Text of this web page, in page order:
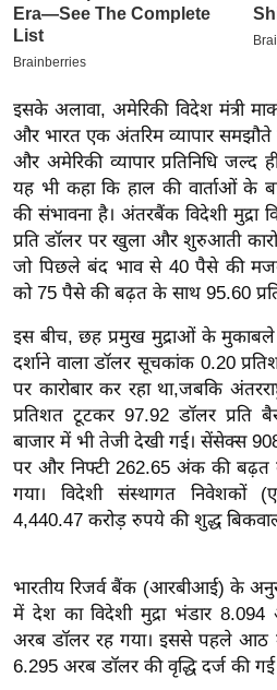
2
0
2
6
क्रा
इ
म
ई
-
पे
र
मि
सा
ल
बे
मि
श
ख्सि
य
इसके अलावा, अमेरिकी विदेश मंत्री
और भारत एक अंतरिम व्यापार
और अमेरिकी व्यापार प्रतिनिधि जल्द
यह भी कहा कि हाल की वार्ताओं के
की संभावना है। अंतरबैंक विदेशी मुद्रा
प्रति डॉलर पर खुला और शुरुआती
जो पिछले बंद भाव से 40 पैसे की
को 75 पैसे की बढ़त के साथ 95.60
इस बीच, छह प्रमुख मुद्राओं के मुकाबले
दर्शाने वाला डॉलर सूचकांक 0.20
पर कारोबार कर रहा था,जबकि
प्रतिशत टूटकर 97.92 डॉलर
बाजार में भी तेजी देखी गई। सेंसेक्स
पर और निफ्टी 262.65 अंक की
गया। विदेशी संस्थागत निवेशकों
4,440.47 करोड़ रुपये की शुद्ध
भारतीय रिजर्व बैंक (आरबीआई) के
में देश का विदेशी मुद्रा भंडार
अरब डॉलर रह गया। इससे पहले आठ
6.295 अरब डॉलर की वृद्धि दर्ज की गई